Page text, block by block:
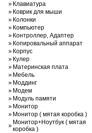
» Клавиатура
» Коврик для мыши
» Колонки
» Компьютер
» Контроллер, Адаптер
» Копировальный аппарат
» Корпус
» Кулер
» Материнская плата
» Мебель
» Моддинг
» Модем
» Модуль памяти
» Монитор
» Монитор ( мятая коробка )
» Монитор+Ноутбук ( мятая
коробка )